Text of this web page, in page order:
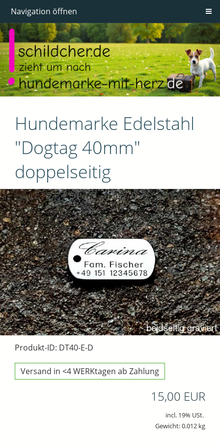
Navigation öffnen
Hundemarke Edelstahl
"Dogtag 40mm"
doppelseitig
Produkt-ID: DT40-E-D
Versand in <4 WERKtagen ab Zahlung
15,00 EUR
incl. 19% USt.
Gewicht: 0.012 kg